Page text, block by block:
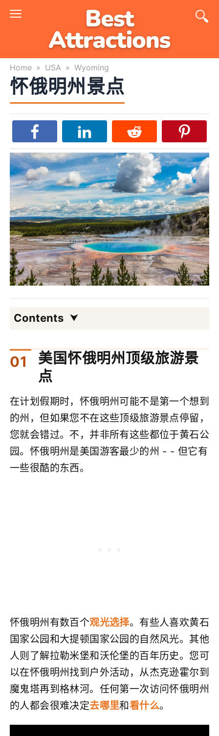
Skip
Home » USA » Wyoming
怀俄明州景点
Contents
美国怀俄明州顶级旅游景
点
在计划假期时，怀俄明州可能不是第一个想到
的州，但如果您不在这些顶级旅游景点停留，
您就会错过。不，并非所有这些都位于黄石公
园。怀俄明州是美国游客最少的州 - - 但它有
一些很酷的东西。
怀俄明州有数百个观光选择。有些人喜欢黄石
国家公园和大提顿国家公园的自然风光。其他
人则了解拉勒米堡和沃伦堡的百年历史。您可
以在怀俄明州找到户外活动，从杰克逊霍尔到
魔鬼塔再到格林河。任何第一次访问怀俄明州
的人都会很难决定去哪里和看什么。